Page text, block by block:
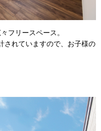
フリースペース。
されていますので、お子様の